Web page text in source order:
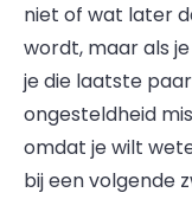
niet of wat later
wordt, maar als
je die laatste
ongesteldheid
omdat je wilt
bij een volgende